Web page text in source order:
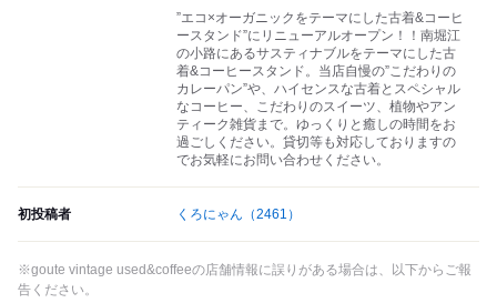
”エコ×オーガニックをテーマにした古着&コーヒ
ースタンド”にリニューアルオープン！！南堀江
の小路にあるサスティナブルをテーマにした古
着&コーヒースタンド。当店自慢の”こだわりの
カレーパン”や、ハイセンスな古着とスペシャル
なコーヒー、こだわりのスイーツ、植物やアン
ティーク雑貨まで。ゆっくりと癒しの時間をお
過ごしください。貸切等も対応しておりますの
でお気軽にお問い合わせください。
初投稿者 くろにゃん （2461）
※goute vintage used&coffeeの店舗情報に誤りがある場合は、以下からご報
告ください。